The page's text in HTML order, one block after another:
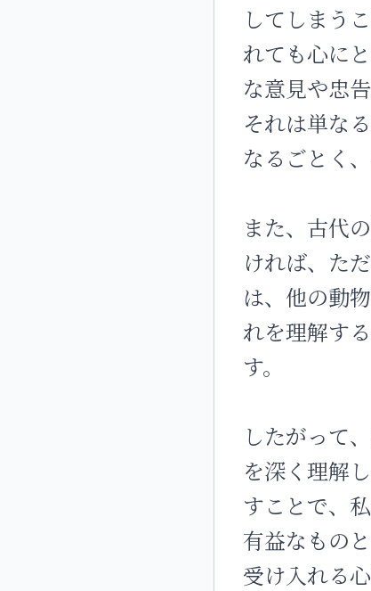
してしまう
れても心に
な意見や忠
それは単な
なるごとく
また、古代
ければ、た
は、他の動
れを理解す
す。
したがって
を深く理解
すことで、
有益なもの
受け入れる